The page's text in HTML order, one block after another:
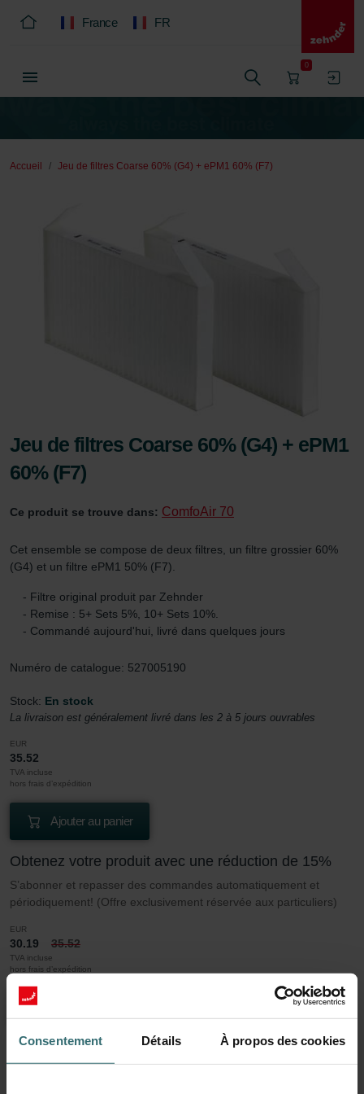
Consentement Détails À propos des cookies
France FR
0
Accueil Jeu de filtres Coarse 60% (G4) + ePM1 60% (F7)
Jeu de filtres Coarse 60% (G4) + ePM1
60% (F7)
Ce produit se trouve dans: ComfoAir 70
Cet ensemble se compose de deux filtres, un filtre grossier 60%
(G4) et un filtre ePM1 50% (F7).
- Filtre original produit par Zehnder
- Remise : 5+ Sets 5%, 10+ Sets 10%.
- Commandé aujourd'hui, livré dans quelques jours
Numéro de catalogue: 527005190
Stock: En stock
La livraison est généralement livré dans les 2 à 5 jours ouvrables
EUR
35.52
TVA incluse
hors frais d’expédition
Ajouter au panier
Obtenez votre produit avec une réduction de 15%
S’abonner et repasser des commandes automatiquement et
périodiquement! (Offre exclusivement réservée aux particuliers)
EUR
30.19 35.52
TVA incluse
hors frais d’expédition